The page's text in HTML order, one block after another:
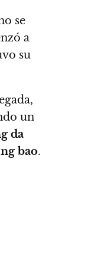
se
a
su
un
da
bao.